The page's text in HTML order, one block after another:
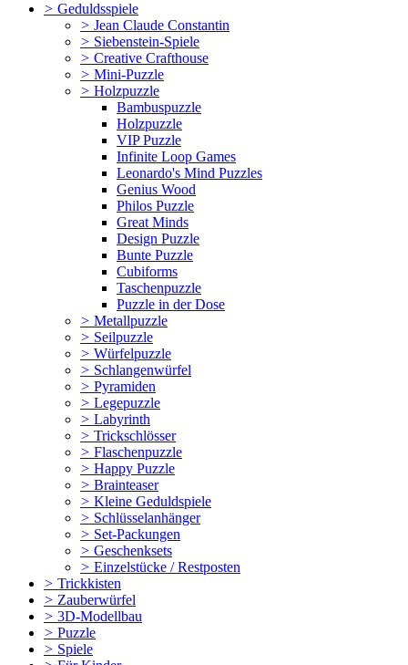
> Geduldsspiele
> Jean Claude Constantin
> Siebenstein-Spiele
> Creative Crafthouse
> Mini-Puzzle
> Holzpuzzle
Bambuspuzzle
Holzpuzzle
VIP Puzzle
Infinite Loop Games
Leonardo's Mind Puzzles
Genius Wood
Philos Puzzle
Great Minds
Design Puzzle
Bunte Puzzle
Cubiforms
Taschenpuzzle
Puzzle in der Dose
> Metallpuzzle
> Seilpuzzle
> Würfelpuzzle
> Schlangenwürfel
> Pyramiden
> Legepuzzle
> Labyrinth
> Trickschlösser
> Flaschenpuzzle
> Happy Puzzle
> Brainteaser
> Kleine Geduldspiele
> Schlüsselanhänger
> Set-Packungen
> Geschenksets
> Einzelstücke / Restposten
> Trickkisten
> Zauberwürfel
> 3D-Modellbau
> Puzzle
> Spiele